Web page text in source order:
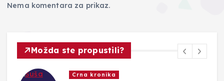
Nema komentara za prikaz.
Možda ste propustili?
Crna kronika